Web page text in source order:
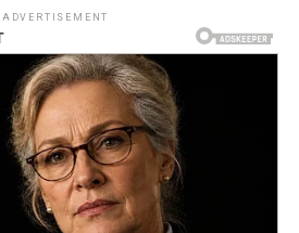
ADVERTISEMENT